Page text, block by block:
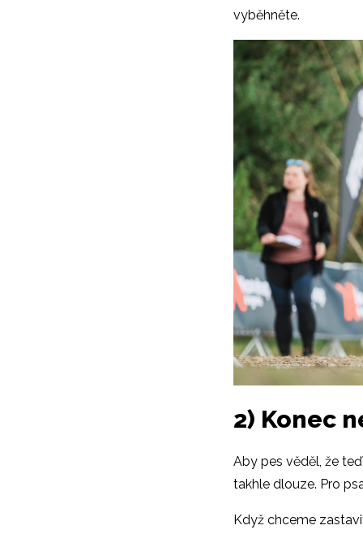
vyběhněte.
2) Konec
Aby pes věděl, že
takhle dlouze. Pro
Když chceme